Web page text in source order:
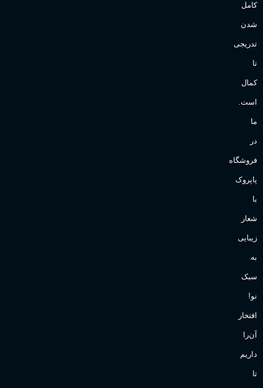
کامل
شدن
تدریجی
تا
کمال
است.
ما
در
فروشگاه
پاپروک
با
شعار
زیبایی
به
سبک
نو!
افتخار
آن‌را
داریم
تا